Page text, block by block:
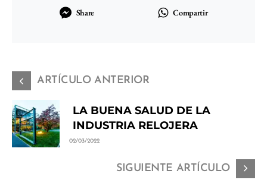
Share Compartir
ARTÍCULO ANTERIOR
LA BUENA SALUD DE LA
INDUSTRIA RELOJERA
02/03/2022
SIGUIENTE ARTÍCULO